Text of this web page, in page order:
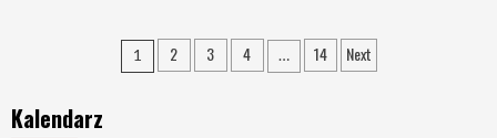
Nawigacja
1 2 3 4 … 14 Next
Kalendarz